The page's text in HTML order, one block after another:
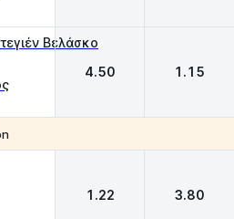
Βελάσκο
4.50 1.15
1.22 3.80